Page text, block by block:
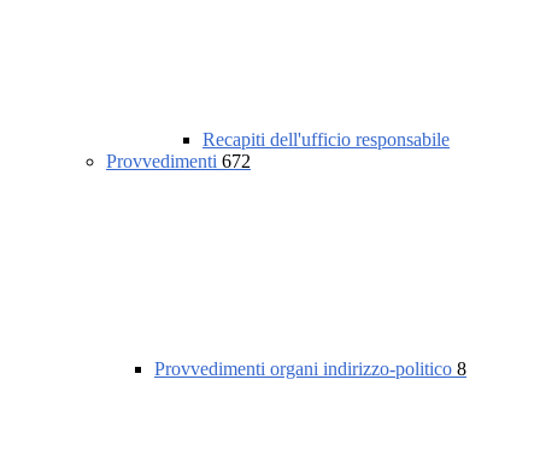
Recapiti dell'ufficio responsabile
Provvedimenti 672
Provvedimenti organi indirizzo-politico 8